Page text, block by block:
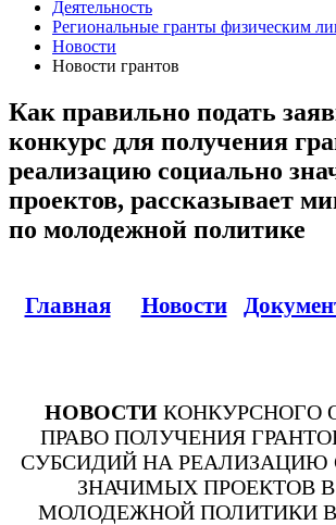
Деятельность
Региональные гранты физическим
Новости
Новости грантов
Как правильно подать
конкурс для получения
реализацию социально
проектов, рассказывает
по молодежной политике
Главная Новости
НОВОСТИ КОНКУРСНОГО
ПРАВО ПОЛУЧЕНИЯ
СУБСИДИЙ НА РЕАЛИЗАЦИЮ
ЗНАЧИМЫХ ПРОЕКТОВ
МОЛОДЕЖНОЙ ПОЛИТИКИ В